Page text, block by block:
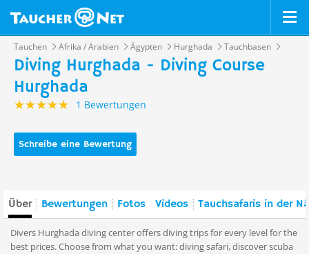
Tauchen Afrika / Arabien Ägypten Hurghada Tauchbasen
Diving Hurghada - Diving Course
Hurghada
1 Bewertungen
Schreibe eine Bewertung
Über Bewertungen Fotos Videos Tauchsafaris in der
Divers Hurghada diving center offers diving trips for every level for the
best prices. Choose from what you want: diving safari, discover scuba